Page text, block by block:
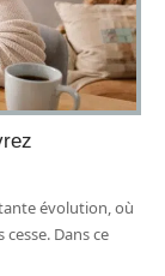
évolution, où
Dans ce